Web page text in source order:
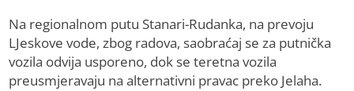
Na regionalnom putu Stanari-Rudanka, na prevoju
LJeskove vode, zbog radova, saobraćaj se za putnička
vozila odvija usporeno, dok se teretna vozila
preusmjeravaju na alternativni pravac preko Jelaha.